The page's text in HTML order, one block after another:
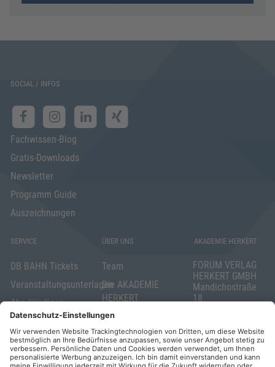
SOCIAL / INFOS
Fachwissen-Blog
Gratis-Downloads
Newsletter
Programm Guide
Auszeichnungen
SERVICE
DB BAHN Tickets
Veranstaltungsunterlagen
Abo kündigen
Widerrufsrecht
für Verbraucher
Elektronischer
ÜBER UNS
Team
Die AKADEMIE
HERKERT
FORUM VERLAG
HERKERT
Kontakt
AKADEMIE HERKERT
FORUM VERLAG
HERKERT GMBH
Mandichostraße
18
Telefon: +49
(0)8233 381-123
Telefax: +49
(0)8233 381-222